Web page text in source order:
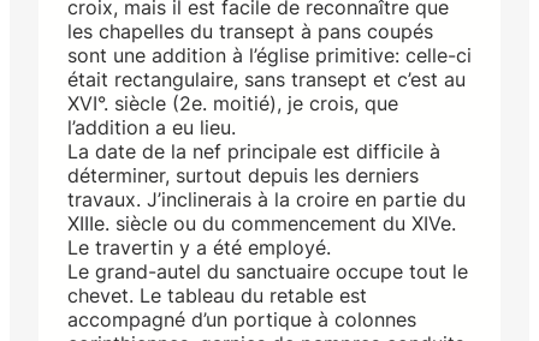
croix, mais il est facile de reconnaître que
les chapelles du transept à pans coupés
sont une addition à l’église primitive: celle-ci
était rectangulaire, sans transept et c’est au
XVI°. siècle (2e. moitié), je crois, que
l’addition a eu lieu.
La date de la nef principale est difficile à
déterminer, surtout depuis les derniers
travaux. J’inclinerais à la croire en partie du
XIIIe. siècle ou du commencement du XIVe.
Le travertin y a été employé.
Le grand-autel du sanctuaire occupe tout le
chevet. Le tableau du retable est
accompagné d’un portique à colonnes